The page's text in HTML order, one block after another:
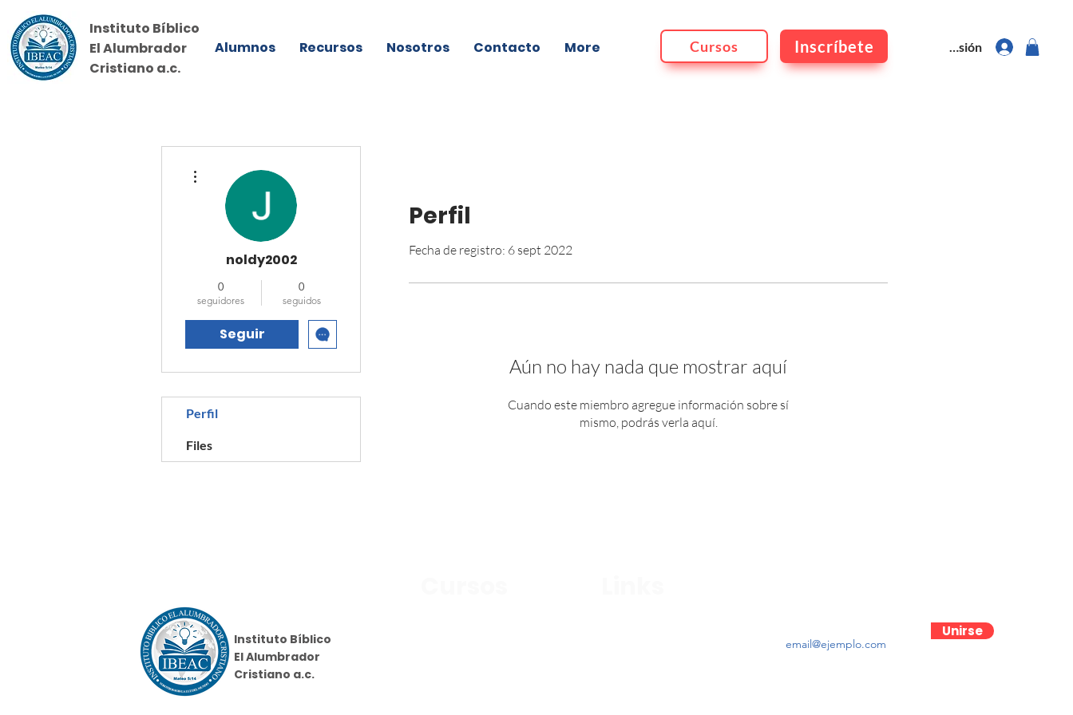
Instituto Bíblico
El Alumbrador
Cristiano a.c.
Alumnos Recursos Nosotros Contacto More Cursos Inscríbete Iniciar sesión
Perfil
Fecha de registro: 6 sept 2022
Aún no hay nada que mostrar aquí
Cuando este miembro agregue información sobre sí
mismo, podrás verla aquí.
noldy2002
0
seguidores
0
seguidos
Seguir
Perfil
Files
Instituto Bíblico
El Alumbrador
Cristiano a.c.
Unirse